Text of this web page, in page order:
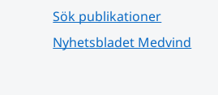
Sök publikationer
Nyhetsbladet Medvind